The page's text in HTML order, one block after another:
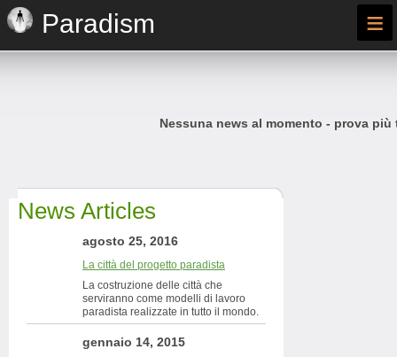
Paradism ≡
Nessuna news al momento - prova più
News Articles
agosto 25, 2016
La città del progetto paradista
La costruzione delle città che
serviranno come modelli di lavoro
paradista realizzate in tutto il mondo.
gennaio 14, 2015